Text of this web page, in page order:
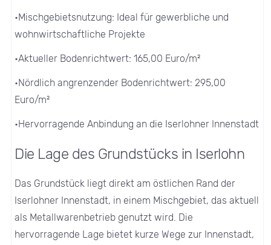
•Mischgebietsnutzung: Ideal für gewerbliche und
wohnwirtschaftliche Projekte
•Aktueller Bodenrichtwert: 165,00 Euro/m²
•Nördlich angrenzender Bodenrichtwert: 295,00
Euro/m²
•Hervorragende Anbindung an die Iserlohner Innenstadt
Die Lage des Grundstücks in Iserlohn
Das Grundstück liegt direkt am östlichen Rand der
Iserlohner Innenstadt, in einem Mischgebiet, das aktuell
als Metallwarenbetrieb genutzt wird. Die
hervorragende Lage bietet kurze Wege zur Innenstadt,